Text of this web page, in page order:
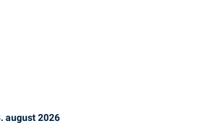
august 2026